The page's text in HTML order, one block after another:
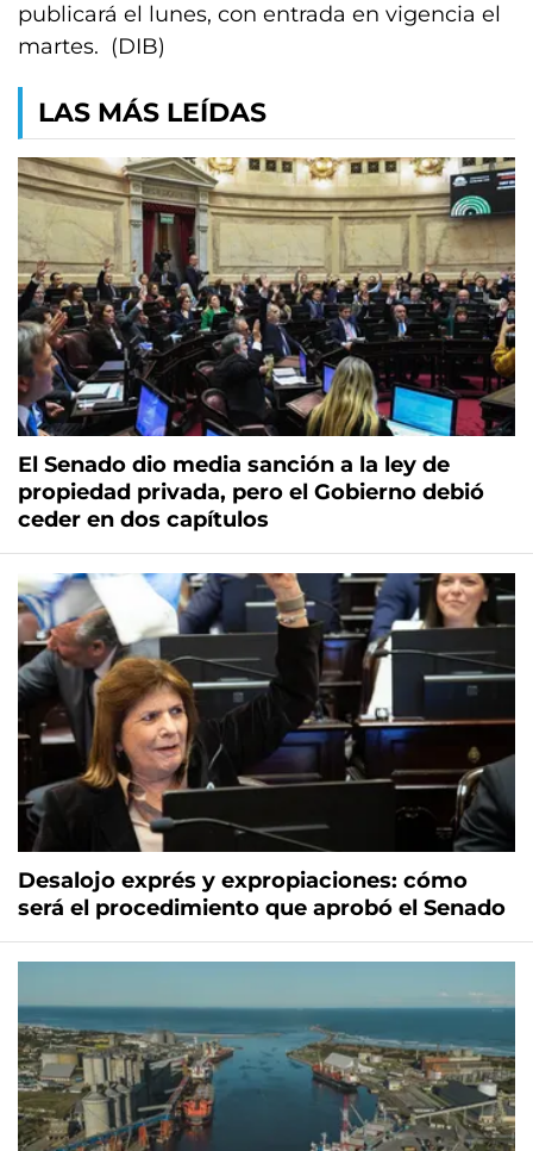
publicará el lunes, con entrada en vigencia el
martes. (DIB)
LAS MÁS LEÍDAS
El Senado dio media sanción a la ley de
propiedad privada, pero el Gobierno debió
ceder en dos capítulos
Desalojo exprés y expropiaciones: cómo
será el procedimiento que aprobó el Senado